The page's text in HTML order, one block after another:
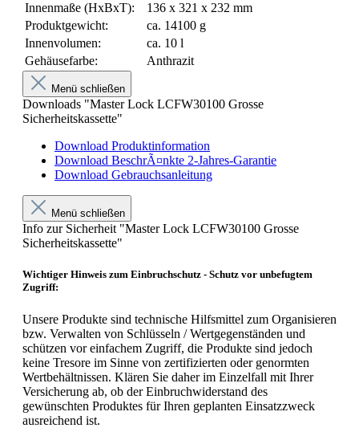
Innenmaße (HxBxT):
136 x 321 x 232 mm
Produktgewicht:
ca. 14100 g
Innenvolumen:
ca. 10 l
Gehäusefarbe:
Anthrazit
Menü schließen
Downloads "Master Lock LCFW30100 Grosse
Sicherheitskassette"
Download Produktinformation
Download BeschrÃ¤nkte 2-Jahres-Garantie
Download Gebrauchsanleitung
Menü schließen
Info zur Sicherheit "Master Lock LCFW30100 Grosse
Sicherheitskassette"
Wichtiger Hinweis zum Einbruchschutz - Schutz vor unbefugtem
Zugriff:
Unsere Produkte sind technische Hilfsmittel zum Organisieren
bzw. Verwalten von Schlüsseln / Wertgegenständen und
schützen vor einfachem Zugriff, die Produkte sind jedoch
keine Tresore im Sinne von zertifizierten oder genormten
Wertbehältnissen. Klären Sie daher im Einzelfall mit Ihrer
Versicherung ab, ob der Einbruchwiderstand des
gewünschten Produktes für Ihren geplanten Einsatzzweck
ausreichend ist.